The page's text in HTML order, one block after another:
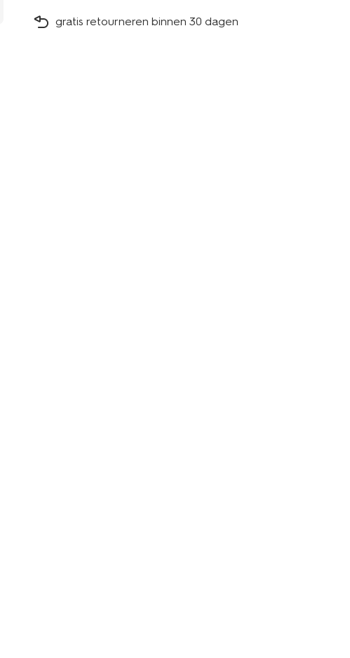
gratis retourneren binnen 30 dagen